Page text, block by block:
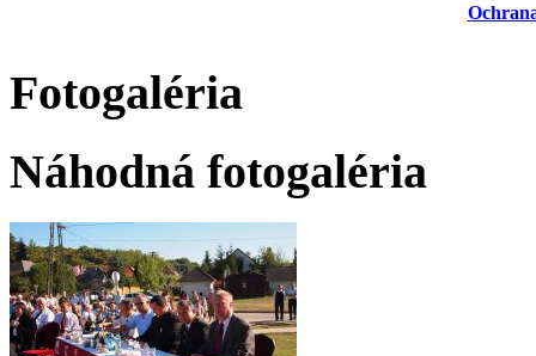
Fotogaléria
Náhodná fotogaléria